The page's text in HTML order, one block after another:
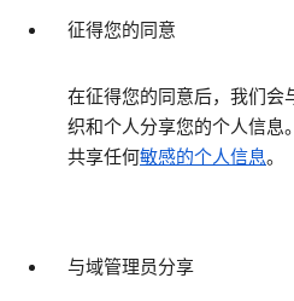
征得您的同意
在征得您的同意后，我们会
织和个人分享您的个人信息
共享任何敏感的个人信息。
与域管理员分享